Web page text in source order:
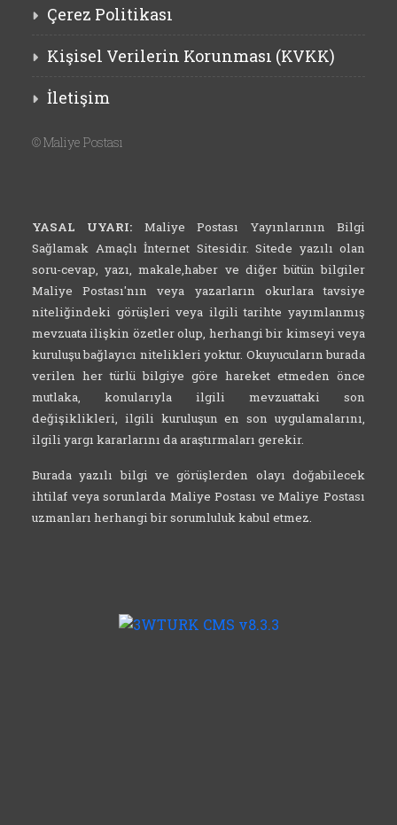
Çerez Politikası
Kişisel Verilerin Korunması (KVKK)
İletişim
©Maliye Postası
YASAL UYARI: Maliye Postası Yayınlarının Bilgi
Sağlamak Amaçlı İnternet Sitesidir. Sitede yazılı olan
soru-cevap, yazı, makale,haber ve diğer bütün bilgiler
Maliye Postası'nın veya yazarların okurlara tavsiye
niteliğindeki görüşleri veya ilgili tarihte yayımlanmış
mevzuata ilişkin özetler olup, herhangi bir kimseyi veya
kuruluşu bağlayıcı nitelikleri yoktur. Okuyucuların burada
verilen her türlü bilgiye göre hareket etmeden önce
mutlaka, konularıyla ilgili mevzuattaki son
değişiklikleri, ilgili kuruluşun en son uygulamalarını,
ilgili yargı kararlarını da araştırmaları gerekir.
Burada yazılı bilgi ve görüşlerden olayı doğabilecek
ihtilaf veya sorunlarda Maliye Postası ve Maliye Postası
uzmanları herhangi bir sorumluluk kabul etmez.